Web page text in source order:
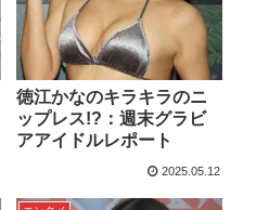
徳江かなのキラキラのニ
ップレス!?：週末グラビ
アアイドルレポート
2025.05.12